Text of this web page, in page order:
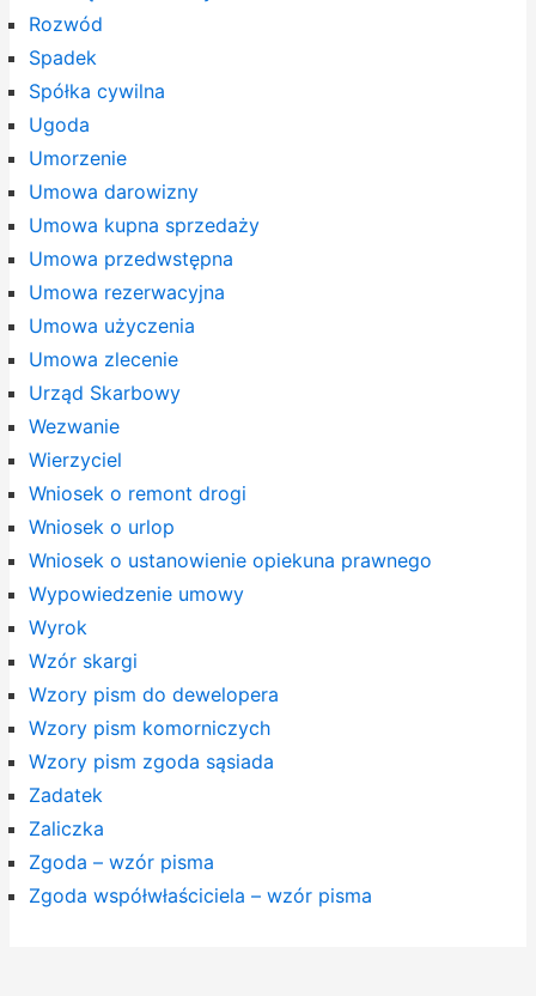
Rozwód
Spadek
Spółka cywilna
Ugoda
Umorzenie
Umowa darowizny
Umowa kupna sprzedaży
Umowa przedwstępna
Umowa rezerwacyjna
Umowa użyczenia
Umowa zlecenie
Urząd Skarbowy
Wezwanie
Wierzyciel
Wniosek o remont drogi
Wniosek o urlop
Wniosek o ustanowienie opiekuna prawnego
Wypowiedzenie umowy
Wyrok
Wzór skargi
Wzory pism do dewelopera
Wzory pism komorniczych
Wzory pism zgoda sąsiada
Zadatek
Zaliczka
Zgoda – wzór pisma
Zgoda współwłaściciela – wzór pisma